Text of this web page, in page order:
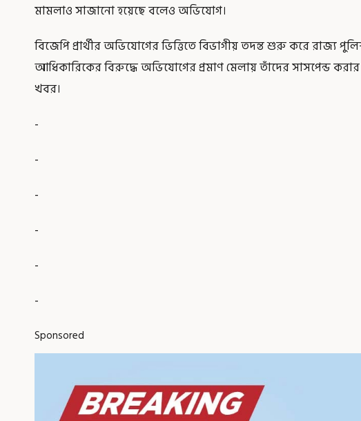
মামলাও সাজানো হয়েছে বলেও অভিযোগ।
বিজেপি প্রার্থীর অভিযোগের ভিত্তিতে বিভাগীয় তদন্ত শুরু করে রাজ্য
আধিকারিকের বিরুদ্ধে অভিযোগের প্রমাণ মেলায় তাঁদের সাসপেন্ড করার
খবর।
-
-
-
-
-
-
Sponsored